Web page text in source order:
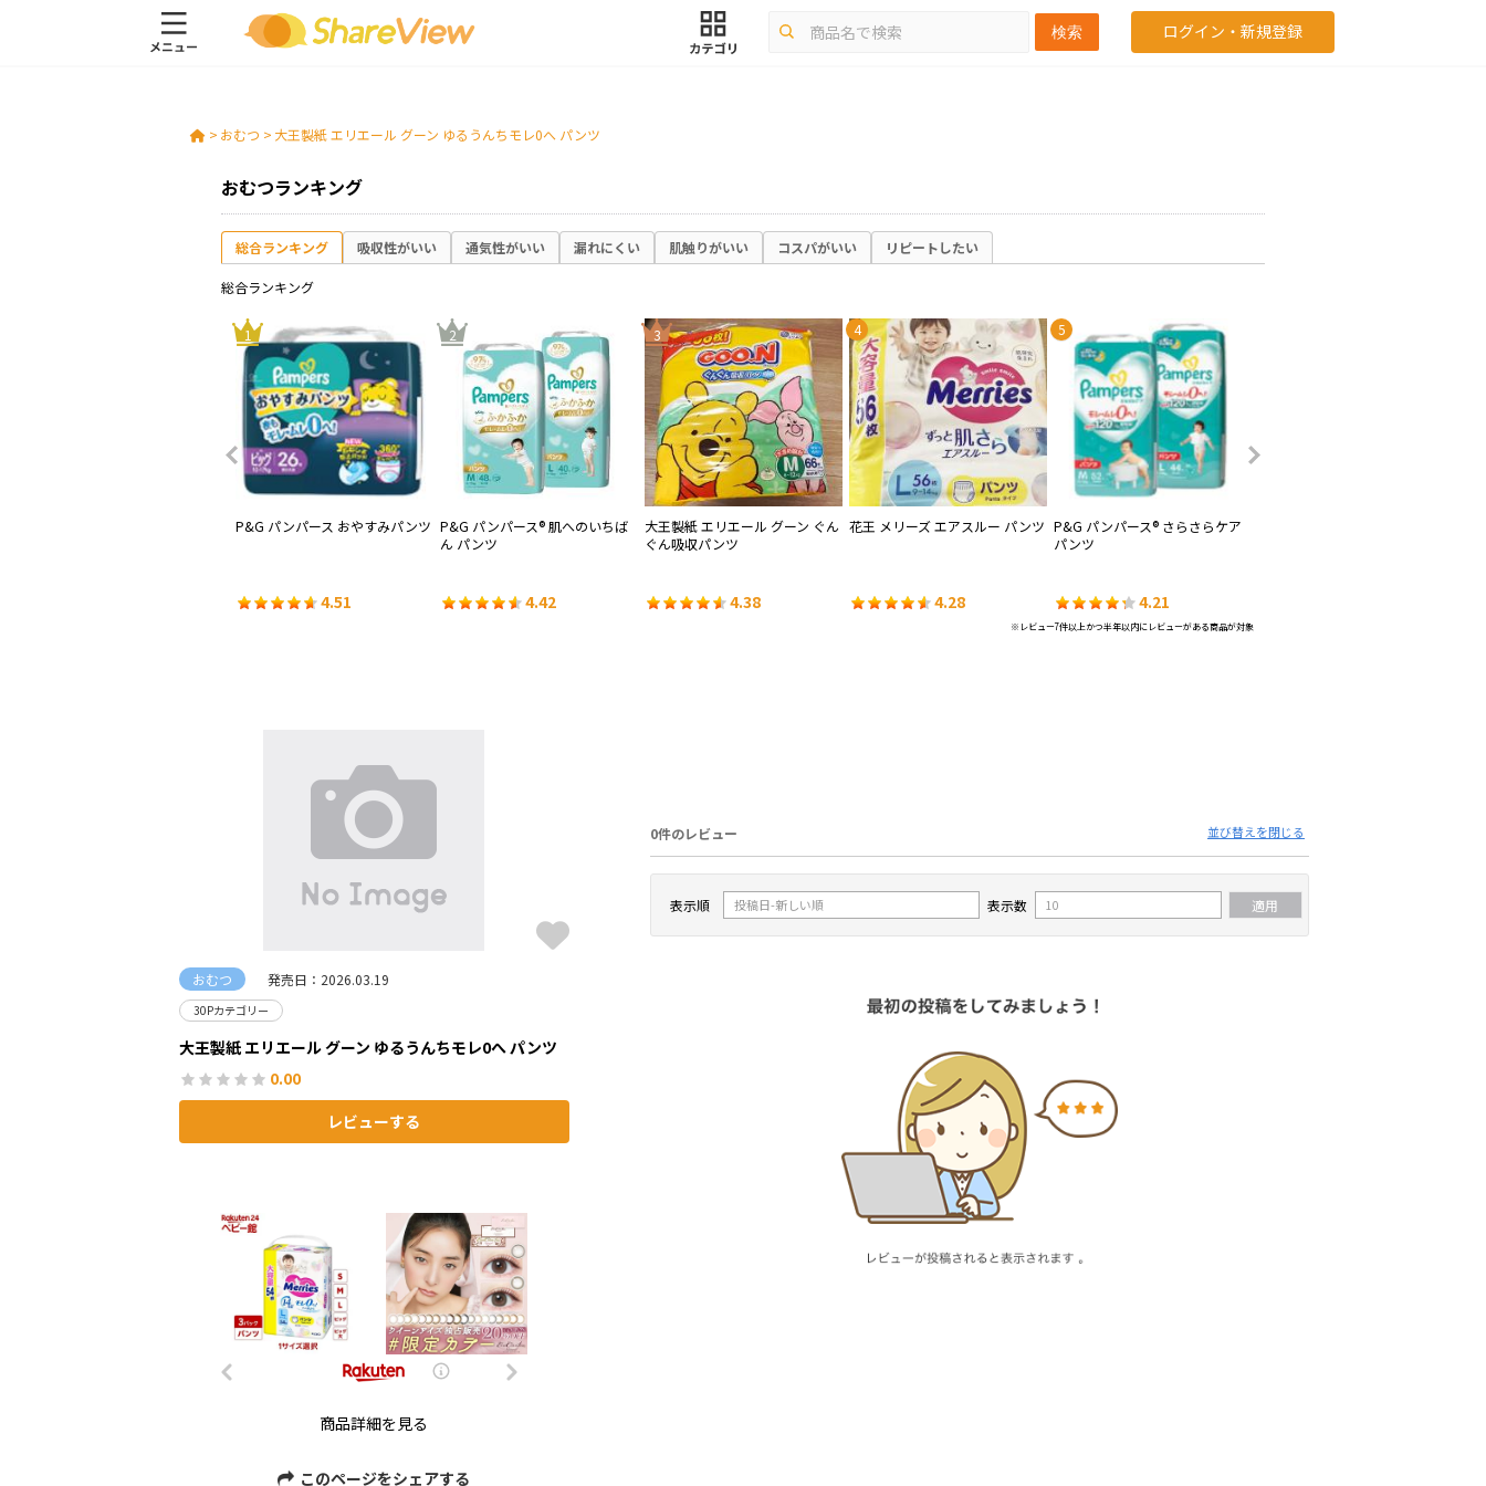
検索 ログイン・新規登録
> おむつ > 大王製紙 エリエール グーン ゆるうんちモレ0へ パンツ
おむつランキング
総合ランキング 吸収性がいい 通気性がいい 漏れにくい 肌触りがいい コスパがいい リピートしたい
総合ランキング
1
P&G パンパース おやすみパンツ
4.51
2
P&G パンパース® 肌へのいちば
ん パンツ
4.42
3
大王製紙 エリエール グーン ぐん
ぐん吸収パンツ
4.38
4
花王 メリーズ エアスルー パンツ
4.28
5
P&G パンパース® さらさらケア
パンツ
4.21
※レビュー7件以上かつ半年以内にレビューがある商品が対象
おむつ 発売日：2026.03.19
30Pカテゴリー
大王製紙 エリエール グーン ゆるうんちモレ0へ パンツ
0.00
レビューする
商品詳細を見る
0件のレビュー 並び替えを閉じる
表示順 表示数
このページをシェアする